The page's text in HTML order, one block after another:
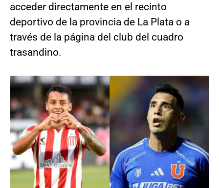
acceder directamente en el recinto
deportivo de la provincia de La Plata o a
través de la página del club del cuadro
trasandino.